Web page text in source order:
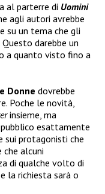
al parterre di Uomini
agli autori avrebbe
su un tema che gli
darebbe un
a quanto visto fino a
Donne dovrebbe
Poche le novità,
insieme, ma
esattamente
sui protagonisti che
che alcuni
di qualche volto di
la richiesta sarà o